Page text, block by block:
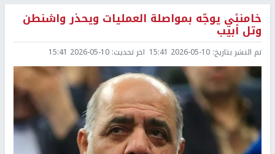
خامنئي يوجّه بمواصلة العمليات ويحذر واشنطن
وتل أبيب
تم النشر بتاريخ: 2026-05-10 15:41 اخر تحديث: 2026-05-10 15:41